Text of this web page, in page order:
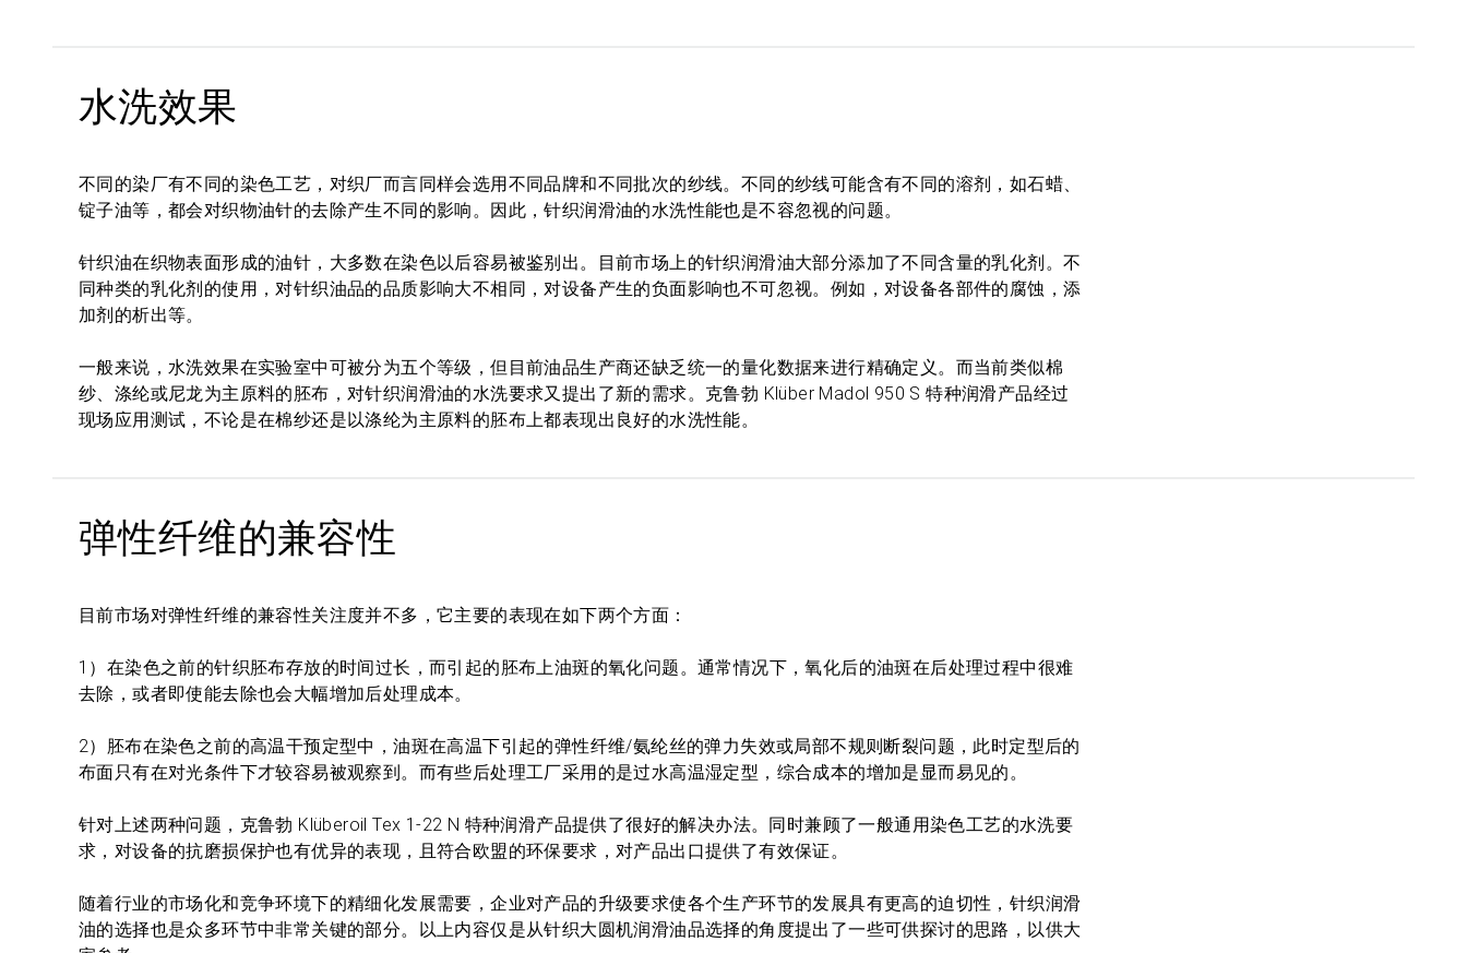
水洗效果
不同的染厂有不同的染色工艺，对织厂而言同样会选用不同品牌和不同批次的纱线。不同的纱线可能含有不同的溶剂，如石蜡、
锭子油等，都会对织物油针的去除产生不同的影响。因此，针织润滑油的水洗性能也是不容忽视的问题。
针织油在织物表面形成的油针，大多数在染色以后容易被鉴别出。目前市场上的针织润滑油大部分添加了不同含量的乳化剂。不
同种类的乳化剂的使用，对针织油品的品质影响大不相同，对设备产生的负面影响也不可忽视。例如，对设备各部件的腐蚀，添
加剂的析出等。
一般来说，水洗效果在实验室中可被分为五个等级，但目前油品生产商还缺乏统一的量化数据来进行精确定义。而当前类似棉
纱、涤纶或尼龙为主原料的胚布，对针织润滑油的水洗要求又提出了新的需求。克鲁勃 Klüber Madol 950 S 特种润滑产品经过
现场应用测试，不论是在棉纱还是以涤纶为主原料的胚布上都表现出良好的水洗性能。
弹性纤维的兼容性
目前市场对弹性纤维的兼容性关注度并不多，它主要的表现在如下两个方面：
1）在染色之前的针织胚布存放的时间过长，而引起的胚布上油斑的氧化问题。通常情况下，氧化后的油斑在后处理过程中很难
去除，或者即使能去除也会大幅增加后处理成本。
2）胚布在染色之前的高温干预定型中，油斑在高温下引起的弹性纤维/氨纶丝的弹力失效或局部不规则断裂问题，此时定型后的
布面只有在对光条件下才较容易被观察到。而有些后处理工厂采用的是过水高温湿定型，综合成本的增加是显而易见的。
针对上述两种问题，克鲁勃 Klüberoil Tex 1-22 N 特种润滑产品提供了很好的解决办法。同时兼顾了一般通用染色工艺的水洗要
求，对设备的抗磨损保护也有优异的表现，且符合欧盟的环保要求，对产品出口提供了有效保证。
随着行业的市场化和竞争环境下的精细化发展需要，企业对产品的升级要求使各个生产环节的发展具有更高的迫切性，针织润滑
油的选择也是众多环节中非常关键的部分。以上内容仅是从针织大圆机润滑油品选择的角度提出了一些可供探讨的思路，以供大